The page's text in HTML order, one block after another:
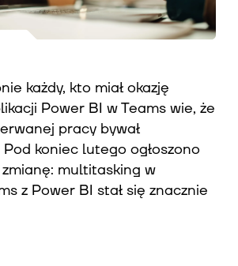
każdy, kto miał okazję
Power BI w Teams wie, że
pracy bywał
Pod koniec lutego ogłoszono
multitasking w
z Power BI stał się znacznie